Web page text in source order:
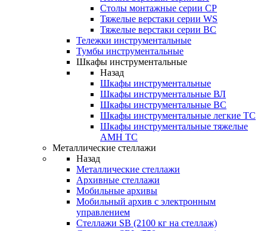
Столы монтажные серии СР
Тяжелые верстаки серии WS
Тяжелые верстаки серии ВС
Тележки инструментальные
Тумбы инструментальные
Шкафы инструментальные
Назад
Шкафы инструментальные
Шкафы инструментальные ВЛ
Шкафы инструментальные ВС
Шкафы инструментальные легкие ТС
Шкафы инструментальные тяжелые
AMH TC
Металлические стеллажи
Назад
Металлические стеллажи
Архивные стеллажи
Мобильные архивы
Мобильный архив с электронным
управлением
Стеллажи SB (2100 кг на стеллаж)